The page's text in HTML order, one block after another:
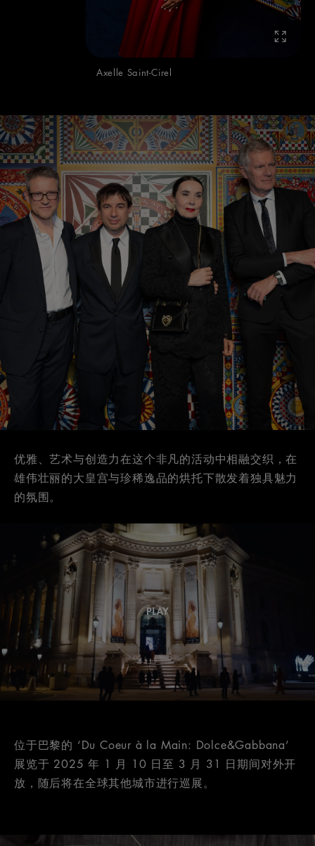
Axelle Saint-Cirel
优雅、艺术与创造力在这个非凡的活动中相融交织，在
雄伟壮丽的大皇宫与珍稀逸品的烘托下散发着独具魅力
的氛围。
位于巴黎的 ‘Du Coeur à la Main: Dolce&Gabbana’
展览于 2025 年 1 月 10 日至 3 月 31 日期间对外开
放，随后将在全球其他城市进行巡展。